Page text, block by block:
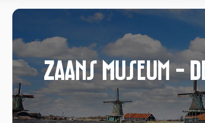
Zaans Museum -